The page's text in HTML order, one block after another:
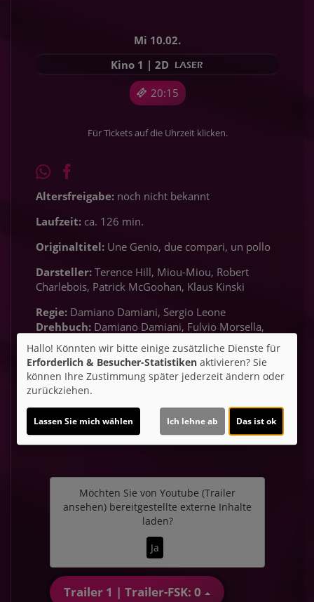
Mi 10.02.
20:15
Kino 1 | 2D
Für Tickets auf die Uhrzeit klicken.
Altersfreigabe: noch nicht bekannt
Laufzeit: ca. 126 min.
Originaltitel: Une Genio, due compari, un pollo
Darsteller: Terence Hill, Miou-Miou, Robert
Charlebois, Patrick McGoohan, Klaus Kinski
Regie: Damiano Damiani, Sergio Leone
Drehbuch: Damiano Damiani, Fulvio Morsella,
Ernesto Gastaldi Kamera:
Giuseppe Ruzzolini;
Musik: Ennio Morricone Schnitt:Nino Baragli;
Genre: Komödie, Western Land: Frankreich,
Deutschland, Italien 1975
Verleih:
Inhalte zum Teil von
© CINEPROG ...macht Lust auf Ihr Kino!
Möchten Sie von Youtube (Trailer
ansehen) bereitgestellte externe Inhalte
laden?
Ja
Trailer 1 | Trailer-FSK: 0
Hallo! Könnten wir bitte einige zusätzliche Dienste für
Erforderlich & Besucher-Statistiken aktivieren? Sie
können Ihre Zustimmung später jederzeit ändern oder
zurückziehen.
Lassen Sie mich wählen Ich lehne ab Das ist ok